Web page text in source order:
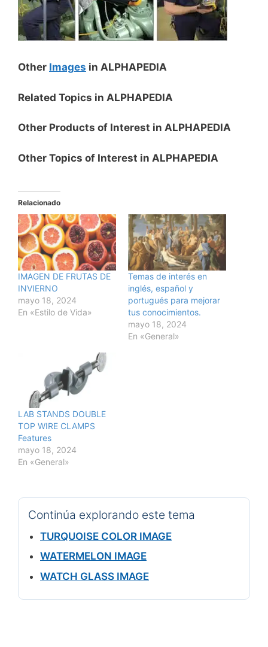
Other Images in ALPHAPEDIA
Related Topics in ALPHAPEDIA
Other Products of Interest in ALPHAPEDIA
Other Topics of Interest in ALPHAPEDIA
Relacionado
IMAGEN DE FRUTAS DE
INVIERNO
mayo 18, 2024
En «Estilo de Vida»
Temas de interés en
inglés, español y
portugués para mejorar
tus conocimientos.
mayo 18, 2024
En «General»
LAB STANDS DOUBLE
TOP WIRE CLAMPS
Features
mayo 18, 2024
En «General»
Continúa explorando este tema
TURQUOISE COLOR IMAGE
WATERMELON IMAGE
WATCH GLASS IMAGE